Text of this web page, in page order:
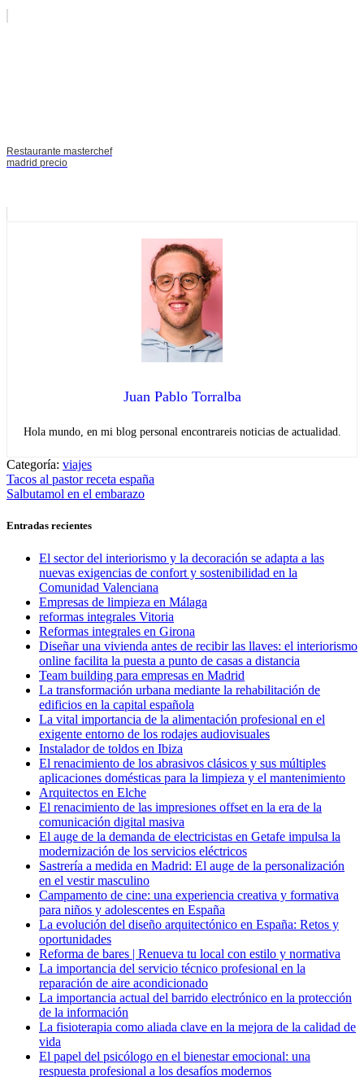
Restaurante masterchef
madrid precio
Juan Pablo Torralba
Hola mundo, en mi blog personal encontrareis noticias de actualidad.
Categoría: viajes
Navegación
de
entradas
Entrada
anterior:
Tacos al pastor receta españa
Entrada
Salbutamol en el embarazo
Entradas recientes
El sector del interiorismo y la decoración se adapta a las
nuevas exigencias de confort y sostenibilidad en la
Comunidad Valenciana
Empresas de limpieza en Málaga
reformas integrales Vitoria
Reformas integrales en Girona
Diseñar una vivienda antes de recibir las llaves: el interiorismo
online facilita la puesta a punto de casas a distancia
Team building para empresas en Madrid
La transformación urbana mediante la rehabilitación de
edificios en la capital española
La vital importancia de la alimentación profesional en el
exigente entorno de los rodajes audiovisuales
Instalador de toldos en Ibiza
El renacimiento de los abrasivos clásicos y sus múltiples
aplicaciones domésticas para la limpieza y el mantenimiento
Arquitectos en Elche
El renacimiento de las impresiones offset en la era de la
comunicación digital masiva
El auge de la demanda de electricistas en Getafe impulsa la
modernización de los servicios eléctricos
Sastrería a medida en Madrid: El auge de la personalización
en el vestir masculino
Campamento de cine: una experiencia creativa y formativa
para niños y adolescentes en España
La evolución del diseño arquitectónico en España: Retos y
oportunidades
Reforma de bares | Renueva tu local con estilo y normativa
La importancia del servicio técnico profesional en la
reparación de aire acondicionado
La importancia actual del barrido electrónico en la protección
de la información
La fisioterapia como aliada clave en la mejora de la calidad de
vida
El papel del psicólogo en el bienestar emocional: una
respuesta profesional a los desafíos modernos